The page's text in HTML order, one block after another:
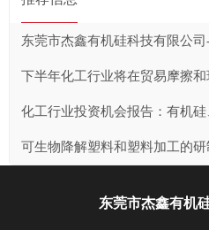
东莞市杰鑫有机硅科技有限公
下半年化工行业将在贸易摩擦
化工行业投资机会报告：有机
可生物降解塑料和塑料加工的
东莞市杰鑫有机